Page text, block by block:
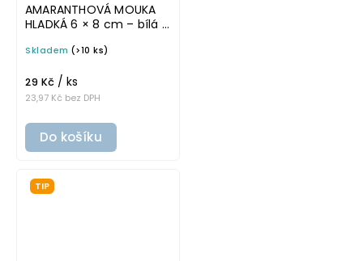
AMARANTHOVÁ MOUKA
HLADKÁ 6 × 8 cm – bílá v
omyvatelná samolepka
Skladem (>10 ks)
23,97 Kč bez DPH
29 Kč / ks
Do košíku
TIP